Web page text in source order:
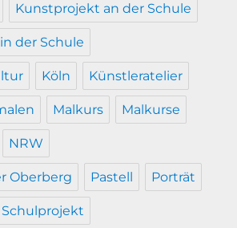
Kunstprojekt an der Schule
der Schule
Köln Künstleratelier
Malkurs Malkurse
NRW
Oberberg Pastell Porträt
Schulprojekt